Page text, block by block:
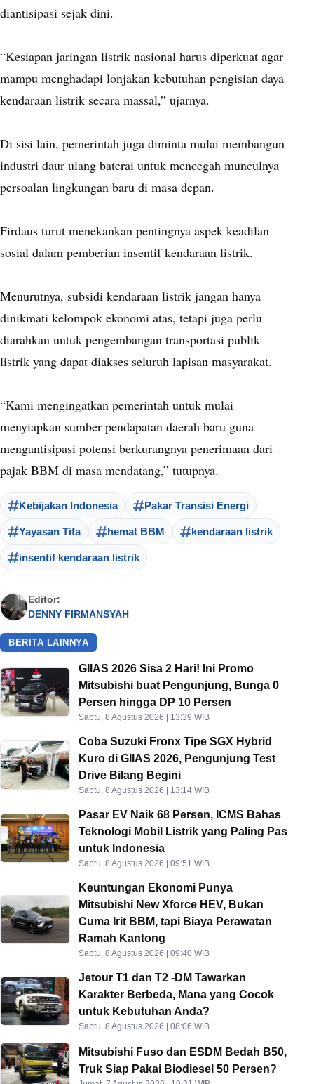
diantisipasi sejak dini.
“Kesiapan jaringan listrik nasional harus diperkuat agar
mampu menghadapi lonjakan kebutuhan pengisian daya
kendaraan listrik secara massal,” ujarnya.
Di sisi lain, pemerintah juga diminta mulai membangun
industri daur ulang baterai untuk mencegah munculnya
persoalan lingkungan baru di masa depan.
Firdaus turut menekankan pentingnya aspek keadilan
sosial dalam pemberian insentif kendaraan listrik.
Menurutnya, subsidi kendaraan listrik jangan hanya
dinikmati kelompok ekonomi atas, tetapi juga perlu
diarahkan untuk pengembangan transportasi publik
listrik yang dapat diakses seluruh lapisan masyarakat.
“Kami mengingatkan pemerintah untuk mulai
menyiapkan sumber pendapatan daerah baru guna
mengantisipasi potensi berkurangnya penerimaan dari
pajak BBM di masa mendatang,” tutupnya.
Kebijakan Indonesia Pakar Transisi Energi
Yayasan Tifa hemat BBM kendaraan listrik
insentif kendaraan listrik
Editor:
DENNY FIRMANSYAH
BERITA LAINNYA
GIIAS 2026 Sisa 2 Hari! Ini Promo
Mitsubishi buat Pengunjung, Bunga 0
Persen hingga DP 10 Persen
Sabtu, 8 Agustus 2026 | 13:39 WIB
Coba Suzuki Fronx Tipe SGX Hybrid
Kuro di GIIAS 2026, Pengunjung Test
Drive Bilang Begini
Sabtu, 8 Agustus 2026 | 13:14 WIB
Pasar EV Naik 68 Persen, ICMS Bahas
Teknologi Mobil Listrik yang Paling Pas
untuk Indonesia
Sabtu, 8 Agustus 2026 | 09:51 WIB
Keuntungan Ekonomi Punya
Mitsubishi New Xforce HEV, Bukan
Cuma Irit BBM, tapi Biaya Perawatan
Ramah Kantong
Sabtu, 8 Agustus 2026 | 09:40 WIB
Jetour T1 dan T2 -DM Tawarkan
Karakter Berbeda, Mana yang Cocok
untuk Kebutuhan Anda?
Sabtu, 8 Agustus 2026 | 08:06 WIB
Mitsubishi Fuso dan ESDM Bedah B50,
Truk Siap Pakai Biodiesel 50 Persen?